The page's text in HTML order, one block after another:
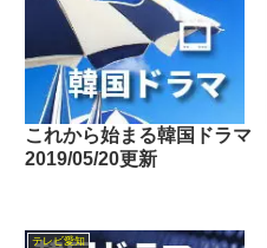
これから始まる韓国ドラマ
2019/05/20更新
テレビ愛知